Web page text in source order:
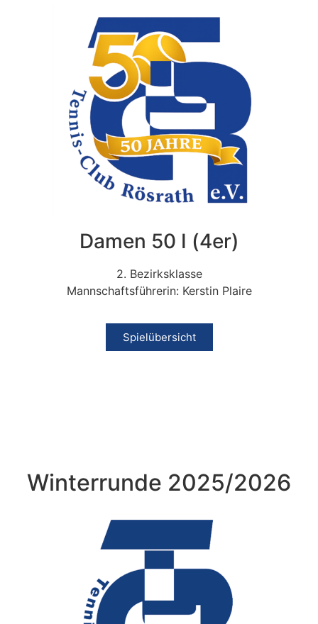
Damen 50 I (4er)
2. Bezirksklasse
Mannschaftsführerin: Kerstin Plaire
Spielübersicht
Winterrunde 2025/2026